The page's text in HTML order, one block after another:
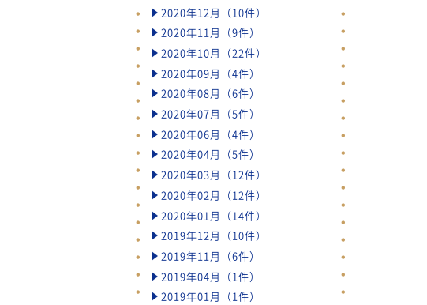
2020年12月（10件）
2020年11月（9件）
2020年10月（22件）
2020年09月（4件）
2020年08月（6件）
2020年07月（5件）
2020年06月（4件）
2020年04月（5件）
2020年03月（12件）
2020年02月（12件）
2020年01月（14件）
2019年12月（10件）
2019年11月（6件）
2019年04月（1件）
2019年01月（1件）